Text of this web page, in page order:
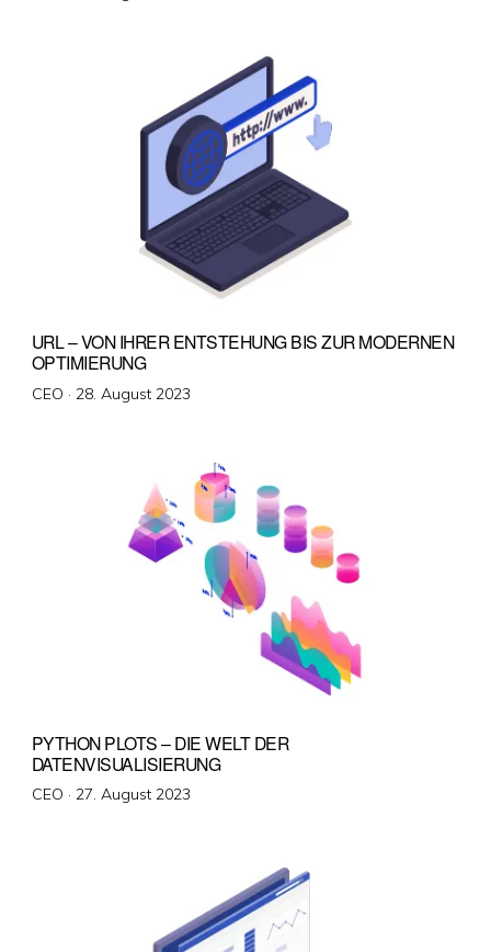
URL – VON IHRER ENTSTEHUNG BIS ZUR MODERNEN
OPTIMIERUNG
CEO · Veröffentlicht
28. August 2023
PYTHON PLOTS – DIE WELT DER
DATENVISUALISIERUNG
CEO · Veröffentlicht
27. August 2023